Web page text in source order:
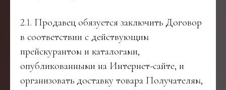
2.1. Продавец обязуется заключить Договор
в соответствии с действующим
прейскурантом и каталогами,
опубликованными на Интернет-сайте, и
организовать доставку товара Получателям,